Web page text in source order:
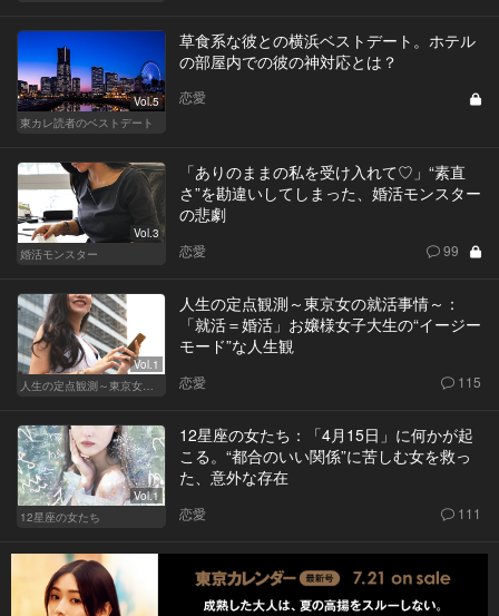
Vol.5
東カレ読者のベストデート
草食系な彼との横浜ベストデート。ホテル
の部屋内での彼の神対応とは？
恋愛
Vol.3
婚活モンスター
「ありのままの私を受け入れて♡」“素直
さ”を勘違いしてしまった、婚活モンスター
の悲劇
恋愛 99
Vol.1
人生の定点観測～東京女の就活事情～：
「就活＝婚活」お嬢様女子大生の“イージー
モード”な人生観
恋愛 115
Vol.1
12星座の女たち
12星座の女たち：「4月15日」に何かが起
こる。“都合のいい関係”に苦しむ女を救っ
た、意外な存在
恋愛 111